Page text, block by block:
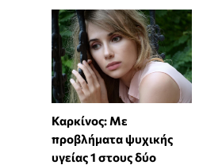
Καρκίνος: Με
προβλήματα ψυχικής
υγείας 1 στους δύο